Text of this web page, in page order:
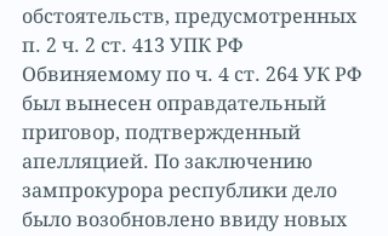
обстоятельств, предусмотренных
п. 2 ч. 2 ст. 413 УПК РФ
Обвиняемому по ч. 4 ст. 264 УК РФ
был вынесен оправдательный
приговор, подтвержденный
апелляцией. По заключению
зампрокурора республики дело
было возобновлено ввиду новых